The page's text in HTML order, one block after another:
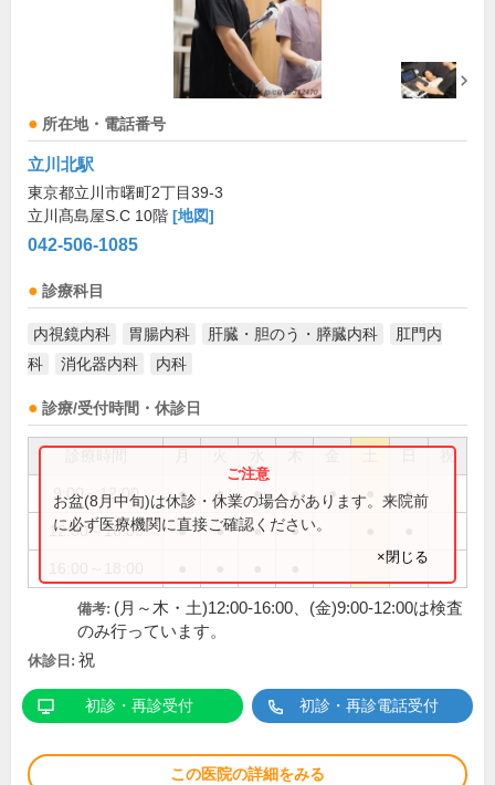
所在地・電話番号
立川北駅
東京都立川市曙町2丁目39-3
立川髙島屋S.C 10階 [地図]
042-506-1085
診療科目
内視鏡内科 胃腸内科 肝臓・胆のう・膵臓内科
肛門内
科
消化器内科 内科
診療/受付時間・休診日
祝
9:00～12:00 ● ● ● ● ● ●
12:00～16:00 ● ● ● ●
お盆(8月中旬)は休診・休業の場合があります。来院前
に必ず医療機関に直接ご確認ください。
×閉じる
備考: (月～木・土)12:00-16:00、(金)9:00-12:00は検査
のみ行っています。
休診日: 祝
初診・再診受付 初診・再診電話受付
この医院の詳細をみる